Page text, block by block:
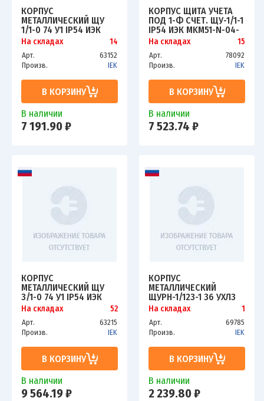
КОРПУС
МЕТАЛЛИЧЕСКИЙ ЩУ
1/1-0 74 У1 IP54 ИЭК
MKM51-N-01-54
На складах 14
Арт.
63152
Произв.
IEK
В КОРЗИНУ
В наличии
7 191.90 ₽
КОРПУС ЩИТА УЧЕТА
ПОД 1-Ф СЧЕТ. ЩУ-1/1-1
IP54 ИЭК MKM51-N-04-
54
На складах 15
Арт.
78092
Произв.
IEK
В КОРЗИНУ
В наличии
7 523.74 ₽
КОРПУС
МЕТАЛЛИЧЕСКИЙ ЩУ
3/1-0 74 У1 IP54 ИЭК
MKM51-N-03-54
На складах 52
Арт.
63215
Произв.
IEK
В КОРЗИНУ
В наличии
9 564.19 ₽
КОРПУС
МЕТАЛЛИЧЕСКИЙ
ЩУРН-1/12З-1 36 УХЛ3
IP31 IEK MKM25-N-12-31-
На складах 1
Арт.
69785
Произв.
IEK
В КОРЗИНУ
В наличии
2 239.80 ₽